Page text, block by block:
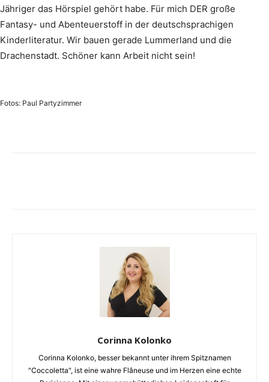
Jähriger das Hörspiel gehört habe. Für mich DER große
Fantasy- und Abenteuerstoff in der deutschsprachigen
Kinderliteratur. Wir bauen gerade Lummerland und die
Drachenstadt. Schöner kann Arbeit nicht sein!
Fotos: Paul Partyzimmer
Corinna Kolonko
Corinna Kolonko, besser bekannt unter ihrem Spitznamen
"Coccoletta", ist eine wahre Flâneuse und im Herzen eine echte